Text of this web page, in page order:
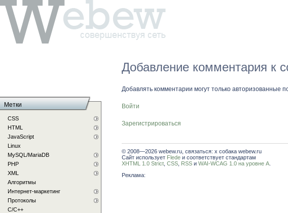
Добавление комментария к
Добавлять комментарии могут только авторизованные
Войти
Зарегистрироваться
© 2008—2026 webew.ru, связаться: x собака webew.ru
Сайт использует Flede и соответствует стандартам
XHTML 1.0 Strict CSS RSS и WAI-WCAG 1.0 на уровне A
Реклама:
Метки
CSS
HTML
JavaScript
Linux
MySQL/MariaDB
PHP
XML
Алгоритмы
Интернет-маркетинг
Протоколы
С/C++